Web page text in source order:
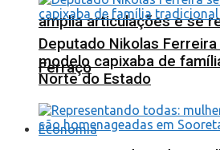
amplia articulações e se
Ferraço
Economia
Deputado Nikolas
modelo capixaba de
Norte do Estado